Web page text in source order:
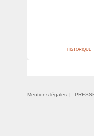
HISTORIQUE
Mentions légales |